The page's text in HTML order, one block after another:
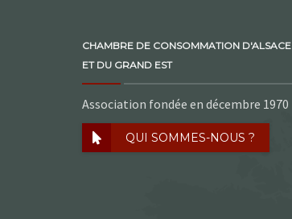
CHAMBRE DE CONSOMMATION D'ALSACE
ET DU GRAND EST
Association fondée en décembre 1970
QUI SOMMES-NOUS ?